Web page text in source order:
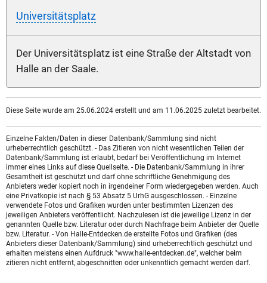
Universitätsplatz
Der Universitätsplatz ist eine Straße der Altstadt von
Halle an der Saale.
Diese Seite wurde am 25.06.2024 erstellt und am 11.06.2025 zuletzt bearbeitet.
Einzelne Fakten/Daten in dieser Datenbank/Sammlung sind nicht
urheberrechtlich geschützt. - Das Zitieren von nicht wesentlichen Teilen der
Datenbank/Sammlung ist erlaubt, bedarf bei Veröffentlichung im Internet
immer eines Links auf diese Quellseite. - Die Datenbank/Sammlung in ihrer
Gesamtheit ist geschützt und darf ohne schriftliche Genehmigung des
Anbieters weder kopiert noch in irgendeiner Form wiedergegeben werden. Auch
eine Privatkopie ist nach § 53 Absatz 5 UrhG ausgeschlossen. - Einzelne
verwendete Fotos und Grafiken wurden unter bestimmten Lizenzen des
jeweiligen Anbieters veröffentlicht. Nachzulesen ist die jeweilige Lizenz in der
genannten Quelle bzw. Literatur oder durch Nachfrage beim Anbieter der Quelle
bzw. Literatur. - Von Halle-Entdecken.de erstellte Fotos und Grafiken (des
Anbieters dieser Datenbank/Sammlung) sind urheberrechtlich geschützt und
erhalten meistens einen Aufdruck "www.halle-entdecken.de", welcher beim
zitieren nicht entfernt, abgeschnitten oder unkenntlich gemacht werden darf.